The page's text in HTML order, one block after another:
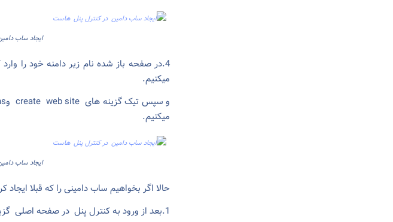
ایجاد ساب
4.در صفحه باز شده نام زیر دامنه خود را
میکنیم.
میکنیم.
ایجاد ساب
حالا اگر بخواهیم ساب دامینی را که قبلا
1.بعد از ورود به کنترل پنل در صفحه اصلی گزینه web و سپس گزینه web sites را انتخاب کنید.